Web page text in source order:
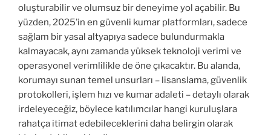
oluşturabilir ve olumsuz bir deneyime yol açabilir. Bu
yüzden, 2025’in en güvenli kumar platformları, sadece
sağlam bir yasal altyapıya sadece bulundurmakla
kalmayacak, aynı zamanda yüksek teknoloji verimi ve
operasyonel verimlilikle de öne çıkacaktır. Bu alanda,
korumayı sunan temel unsurları – lisanslama, güvenlik
protokolleri, işlem hızı ve kumar adaleti – detaylı olarak
irdeleyeceğiz, böylece katılımcılar hangi kuruluşlara
rahatça itimat edebileceklerini daha belirgin olarak